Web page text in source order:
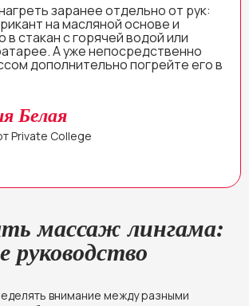
заранее отдельно от рук:
на масляной основе и
в стакан с горячей водой или
А уже непосредственно
дополнительно погрейте его в
Белая
Private College
массаж лингама:
руководство
внимание между разными